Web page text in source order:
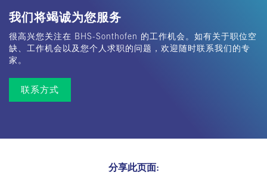
我们将竭诚为您服务
很高兴您关注在 BHS-Sonthofen 的工作机会。如有关于职位空
缺、工作机会以及您个人求职的问题，欢迎随时联系我们的专
家。
联系方式
分享此页面: